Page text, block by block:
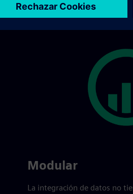
Modular
La integración de datos no